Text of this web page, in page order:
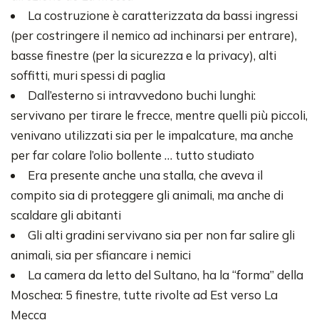
La costruzione è caratterizzata da bassi ingressi
(per costringere il nemico ad inchinarsi per entrare),
basse finestre (per la sicurezza e la privacy), alti
soffitti, muri spessi di paglia
Dall’esterno si intravvedono buchi lunghi:
servivano per tirare le frecce, mentre quelli più piccoli,
venivano utilizzati sia per le impalcature, ma anche
per far colare l’olio bollente … tutto studiato
Era presente anche una stalla, che aveva il
compito sia di proteggere gli animali, ma anche di
scaldare gli abitanti
Gli alti gradini servivano sia per non far salire gli
animali, sia per sfiancare i nemici
La camera da letto del Sultano, ha la “forma” della
Moschea: 5 finestre, tutte rivolte ad Est verso La
Mecca